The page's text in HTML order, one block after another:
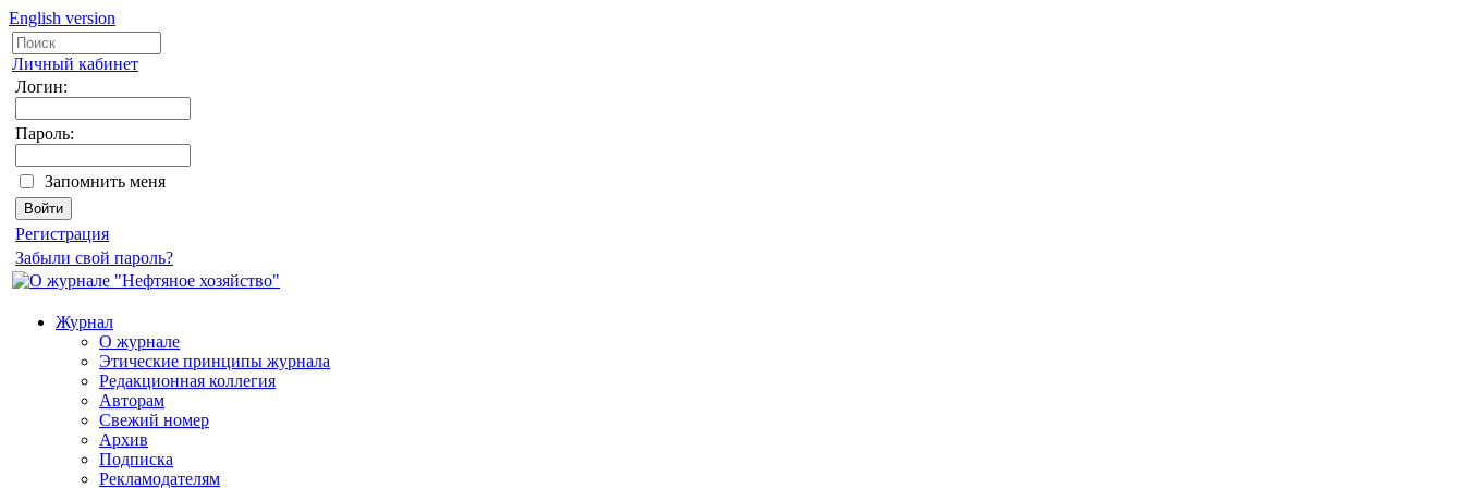
English version
Личный кабинет
Логин:
Пароль:
Запомнить меня
Регистрация
Забыли свой пароль?
Журнал
О журнале
Этические принципы журнала
Редакционная коллегия
Авторам
Свежий номер
Архив
Подписка
Рекламодателям